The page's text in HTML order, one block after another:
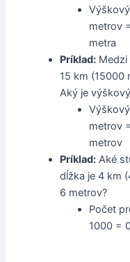
metrov
metra
Príklad:
15 km (15000
Aký je
metrov
metrov
Príklad: Aké
dĺžka je 4 km
6 metrov?
Počet
1000 =